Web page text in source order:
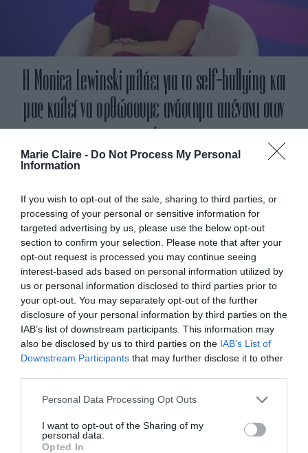
Marie Claire - Do Not Process My Personal
Information
If you wish to opt-out of the sale, sharing to third parties, or
processing of your personal or sensitive information for
targeted advertising by us, please use the below opt-out
section to confirm your selection. Please note that after your
opt-out request is processed you may continue seeing
interest-based ads based on personal information utilized by
us or personal information disclosed to third parties prior to
your opt-out. You may separately opt-out of the further
disclosure of your personal information by third parties on the
IAB’s list of downstream participants. This information may
also be disclosed by us to third parties on the IAB’s List of
Downstream Participants that may further disclose it to other
Personal Data Processing Opt Outs
I want to opt-out of the Sharing of my
personal data.
Opted In
Η Monica Lewinski μιλάει για το self-bullying και
μας καλεί να ορθώσουμε ανάστημα απέναντι στον
εαυτό μας